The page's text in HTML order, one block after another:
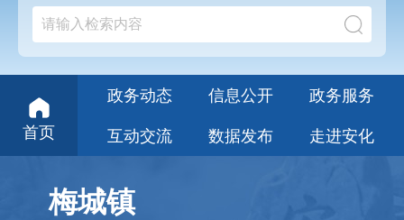
首页
政务动态 信息公开 政务服务
互动交流 数据发布 走进安化
梅城镇